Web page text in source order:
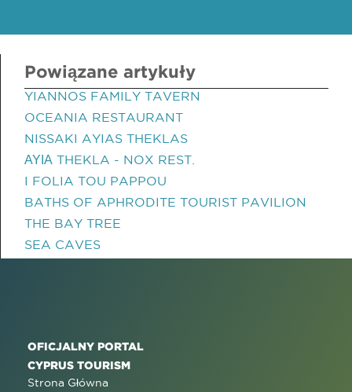
Powiązane artykuły
YIANNOS FAMILY TAVERN
OCEANIA RESTAURANT
NISSAKI AYIAS THEKLAS
ΑΥΙΑ THEKLA - NOX REST.
I FOLIA TOU PAPPOU
BATHS OF APHRODITE TOURIST PAVILION
THE BAY TREE
SEA CAVES
OFICJALNY PORTAL
CYPRUS TOURISM
Strona Główna